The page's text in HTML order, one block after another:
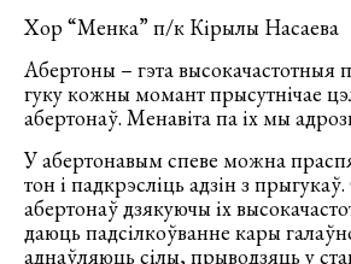
Хор “Менка” п/к Кірылы Насаева
Абертоны – гэта
гуку кожны момант прысутнічае
абертонаў. Менавіта па іх мы
У абертонавым спеве можна
тон і падкрэсліць адзін з
абертонаў дзякуючы іх
даюць падсілкоўванне кары
аднаўляюць сілы, прыводзяць у